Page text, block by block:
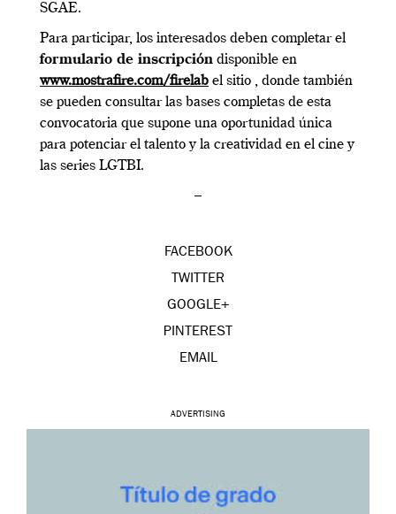
SGAE.
Para participar, los interesados deben completar el
formulario de inscripción disponible en
www.mostrafire.com/firelab el sitio , donde también
se pueden consultar las bases completas de esta
convocatoria que supone una oportunidad única
para potenciar el talento y la creatividad en el cine y
las series LGTBI.
–
FACEBOOK
TWITTER
GOOGLE+
PINTEREST
EMAIL
ADVERTISING